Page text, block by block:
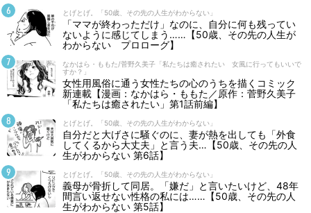
とげとげ。「50歳、その先の人生がわからない」
「ママが終わっただけ」なのに、自分に何も残ってい
ないように感じてしまう……【50歳、その先の人生が
わからない プロローグ】
なかはら・ももた/菅野久美子「私たちは癒されたい 女風に行ってもいいで
すか？」
女性用風俗に通う女性たちの心のうちを描くコミック
新連載【漫画：なかはら・ももた／原作：菅野久美子
「私たちは癒されたい」第1話前編】
とげとげ。「50歳、その先の人生がわからない」
自分だと大げさに騒ぐのに、妻が熱を出しても「外食
してくるから大丈夫」と言う夫…【50歳、その先の人
生がわからない 第6話】
とげとげ。「50歳、その先の人生がわからない」
義母が骨折して同居。「嫌だ」と言いたいけど、48年
間言い返せない性格の私には……【50歳、その先の人
生がわからない 第5話】